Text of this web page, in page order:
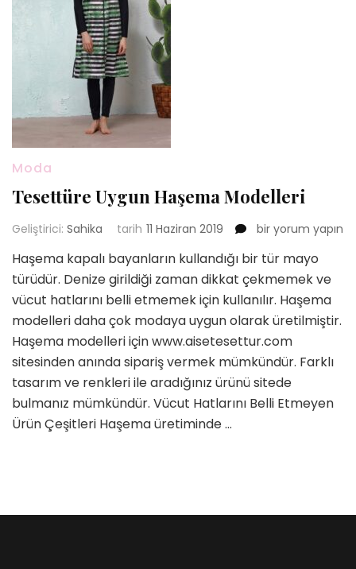
Moda
Tesettüre Uygun Haşema Modelleri
Geliştirici: Sahika tarih 11 Haziran 2019
Tesettüre
Haşema
Modelleri
için
bir yorum yapın
Haşema kapalı bayanların kullandığı bir tür mayo
türüdür. Denize girildiği zaman dikkat çekmemek ve
vücut hatlarını belli etmemek için kullanılır. Haşema
modelleri daha çok modaya uygun olarak üretilmiştir.
Haşema modelleri için www.aisetesettur.com
sitesinden anında sipariş vermek mümkündür. Farklı
tasarım ve renkleri ile aradığınız ürünü sitede
bulmanız mümkündür. Vücut Hatlarını Belli Etmeyen
Ürün Çeşitleri Haşema üretiminde …